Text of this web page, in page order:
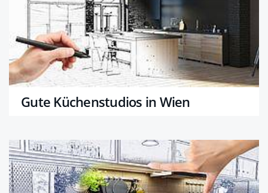
Gute Küchenstudios in Wien